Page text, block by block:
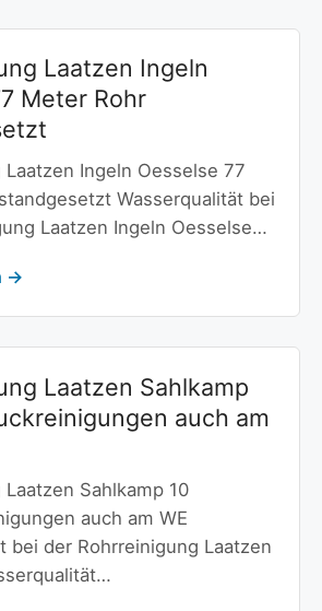
Laatzen Ingeln
Meter Rohr
Laatzen Ingeln Oesselse 77
Wasserqualität bei
Laatzen Ingeln Oesselse…
→
Laatzen Sahlkamp
auch am
Sahlkamp 10
auch am WE
bei der Rohrreinigung Laatzen